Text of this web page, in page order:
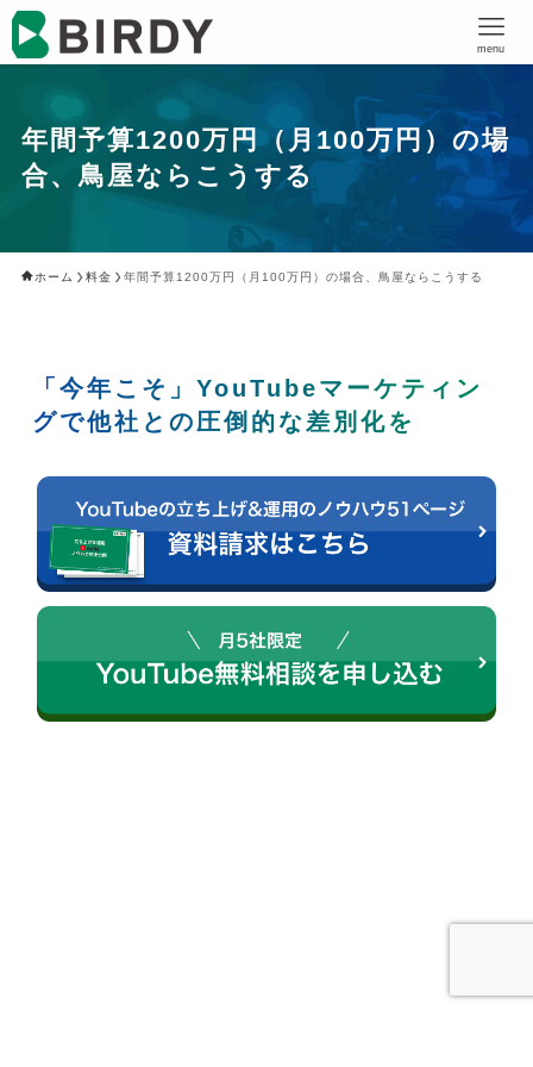
menu
年間予算1200万円（月100万円）の場
合、鳥屋ならこうする
ホーム 料金 年間予算1200万円（月100万円）の場合、鳥屋ならこうする
「今年こそ」YouTubeマーケティン
グで他社との圧倒的な差別化を